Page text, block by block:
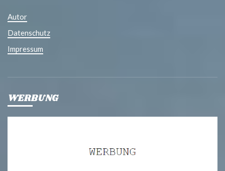
Autor
Datenschutz
Impressum
WERBUNG